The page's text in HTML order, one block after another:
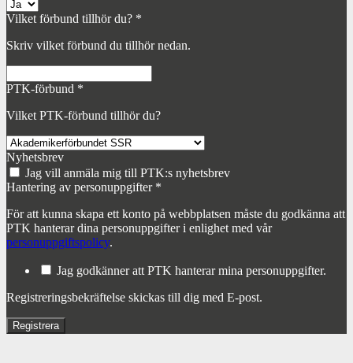
Vilket förbund tillhör du? *
Skriv vilket förbund du tillhör nedan.
PTK-förbund *
Vilket PTK-förbund tillhör du?
Nyhetsbrev
Jag vill anmäla mig till PTK:s nyhetsbrev
Hantering av personuppgifter *
För att kunna skapa ett konto på webbplatsen måste du godkänna att
PTK hanterar dina personuppgifter i enlighet med vår
personuppgiftspolicy.
Jag godkänner att PTK hanterar mina personuppgifter.
Registreringsbekräftelse skickas till dig med E-post.